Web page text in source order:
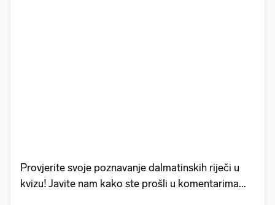
Provjerite svoje poznavanje dalmatinskih riječi u
kvizu! Javite nam kako ste prošli u komentarima...